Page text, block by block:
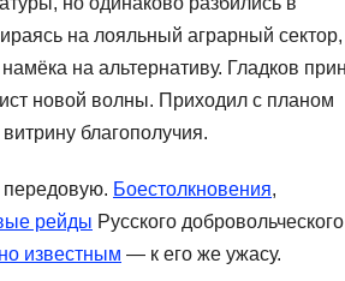
на лояльный аграрный сектор,
на альтернативу. Гладков
новой волны. Приходил с планом
благополучия.
передовую. Боестолкновения,
рейды Русского добровольческого
известным — к его же ужасу.